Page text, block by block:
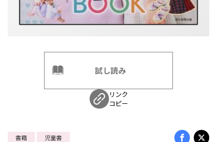
試し読み
リンク
コピー
書籍 児童書